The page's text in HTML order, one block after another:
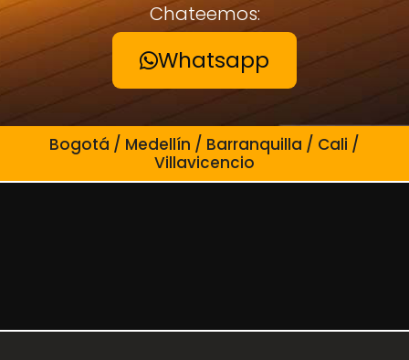
Chateemos:
Whatsapp
Bogotá / Medellín / Barranquilla / Cali /
Villavicencio